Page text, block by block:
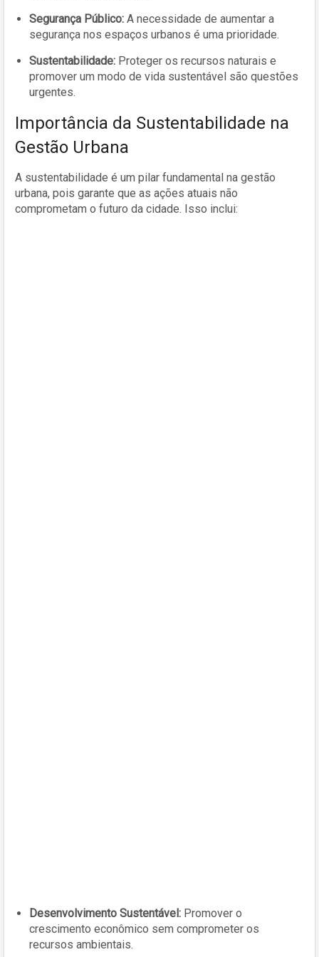
Segurança Público: A necessidade de aumentar a
segurança nos espaços urbanos é uma prioridade.
Sustentabilidade: Proteger os recursos naturais e
promover um modo de vida sustentável são questões
urgentes.
Importância da Sustentabilidade na
Gestão Urbana
A sustentabilidade é um pilar fundamental na gestão
urbana, pois garante que as ações atuais não
comprometam o futuro da cidade. Isso inclui:
Desenvolvimento Sustentável: Promover o
crescimento econômico sem comprometer os
recursos ambientais.